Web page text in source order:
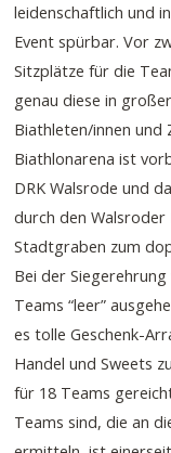
leidenschaftlich und
Event spürbar. Vor
Sitzplätze für die
genau diese in
Biathleten/innen und
Biathlonarena ist
DRK Walsrode und
durch den Walsroder
Stadtgraben zum
Bei der
Teams “leer”
es tolle Geschenk-
Handel und Sweets
für 18 Teams
Teams sind, die an